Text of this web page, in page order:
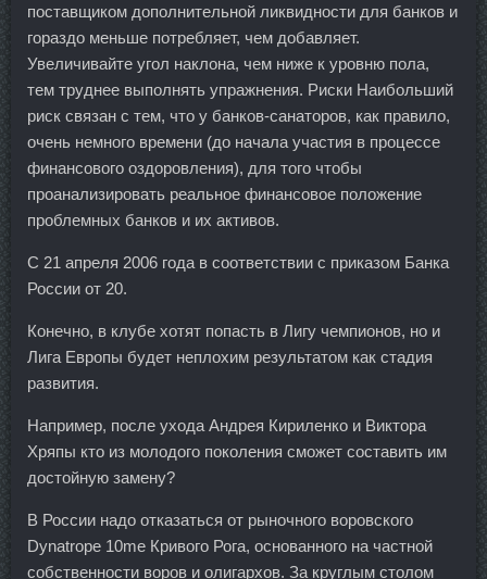
поставщиком дополнительной ликвидности для банков и
гораздо меньше потребляет, чем добавляет.
Увеличивайте угол наклона, чем ниже к уровню пола,
тем труднее выполнять упражнения. Риски Наибольший
риск связан с тем, что у банков-санаторов, как правило,
очень немного времени (до начала участия в процессе
финансового оздоровления), для того чтобы
проанализировать реальное финансовое положение
проблемных банков и их активов.
С 21 апреля 2006 года в соответствии с приказом Банка
России от 20.
Конечно, в клубе хотят попасть в Лигу чемпионов, но и
Лига Европы будет неплохим результатом как стадия
развития.
Например, после ухода Андрея Кириленко и Виктора
Хряпы кто из молодого поколения сможет составить им
достойную замену?
В России надо отказаться от рыночного воровского
Dynatrope 10me Кривого Рога, основанного на частной
собственности воров и олигархов. За круглым столом